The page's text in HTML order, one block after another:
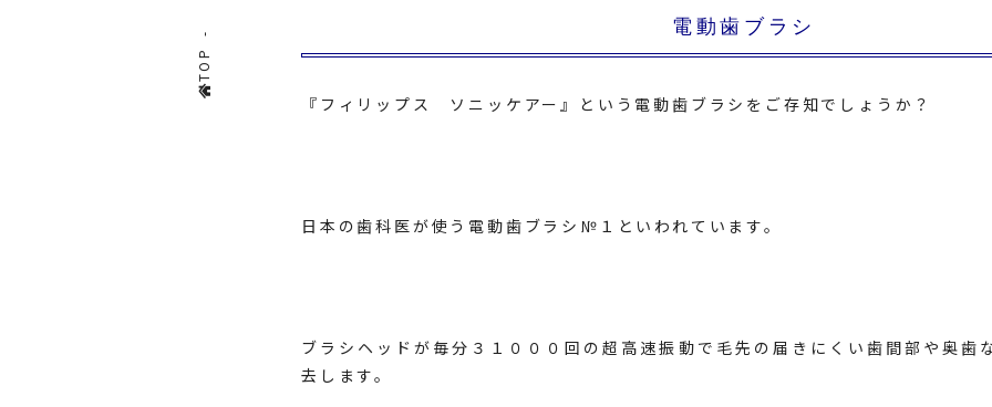
TOP
電動歯ブラシ
『フィリップス ソニッケアー』という電動歯ブラシをご存知でしょうか？
日本の歯科医が使う電動歯ブラシ№１といわれています。
ブラシヘッドが毎分３１０００回の超高速振動で毛先の届きにくい歯間部や奥歯
去します。